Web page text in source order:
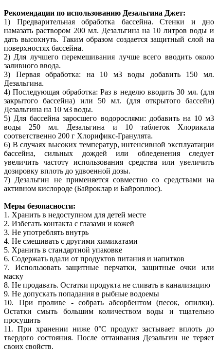
Рекомендации по использованию Дезальгина Джет:
1) Предварительная обработка бассейна. Стенки и дно
намазать раствором 200 мл. Дезальгина на 10 литров воды и
дать высохнуть. Таким образом создается защитный слой на
поверхностях бассейна.
2) Для лучшего перемешивания лучше всего вводить около
заливного ввода.
3) Первая обработка: на 10 м3 воды добавить 150 мл.
Дезальгина.
4) Последующая обработка: Раз в неделю вводить 30 мл. (для
закрытого бассейна) или 50 мл. (для открытого бассейн)
Дезальгина на 10 м3 воды.
5) Для бассейна заросшего водорослями: добавить на 10 м3
воды 250 мл. Дезальгина и 10 таблеток Хлорикала
соответственно 200 г Хлорификс-Гранулята.
6) В случаях высоких температур, интенсивной эксплуатации
бассейна, сильных дождей или обледенения следует
увеличить частоту использования средства или увеличить
дозировку вплоть до удвоенной дозы.
7) Дезальгин не применяется совместно со средствами на
активном кислороде (Байроклар и Байроплюс).
Меры безопасности:
1. Хранить в недоступном для детей месте
2. Избегать контакта с глазами и кожей
3. Не употреблять внутрь
4. Не смешивать с другими химикатами
5. Хранить в стандартной упаковке
6. Содержать вдали от продуктов питания и напитков
7. Использовать защитные перчатки, защитные очки или
маску
8. Не продавать. Остатки продукта не сливать в канализацию
9. Не допускать попадания в рыбные водоемы
10. При проливе - собрать абсорбентом (песок, опилки).
Остатки смыть большим количеством воды и тщательно
просушить
11. При хранении ниже 0°C продукт застывает вплоть до
твердого состояния. После оттаивания Дезальгин не теряет
своих свойств.